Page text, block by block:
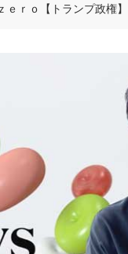
ｒｏ【トランプ政権